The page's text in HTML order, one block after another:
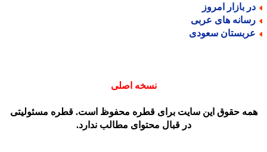
بازار امروز
های عربی
سعودی
نسخه اصلی
حقوق این سایت برای قطره محفوظ است. قطره مسئولیتی
در قبال محتوای مطالب ندارد.